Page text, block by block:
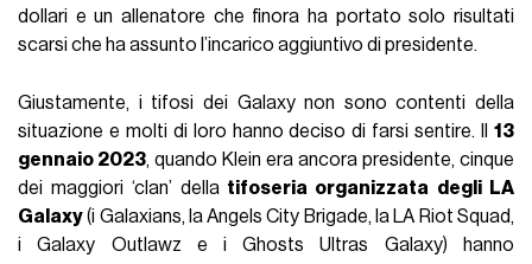
dollari e un allenatore che finora ha portato solo risultati
scarsi che ha assunto l’incarico aggiuntivo di presidente.
Giustamente, i tifosi dei Galaxy non sono contenti della
situazione e molti di loro hanno deciso di farsi sentire. Il 13
gennaio 2023, quando Klein era ancora presidente, cinque
dei maggiori ‘clan’ della tifoseria organizzata degli LA
Galaxy(i Galaxians, la Angels City Brigade, la LA Riot Squad,
i Galaxy Outlawz e i Ghosts Ultras Galaxy) hanno